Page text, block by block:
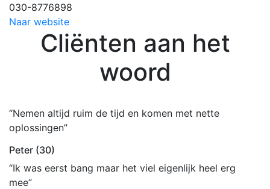
030-8776898
Naar website
Cliënten aan het
woord
“Nemen altijd ruim de tijd en komen met nette
oplossingen”
Peter (30)
“Ik was eerst bang maar het viel eigenlijk heel erg
mee”